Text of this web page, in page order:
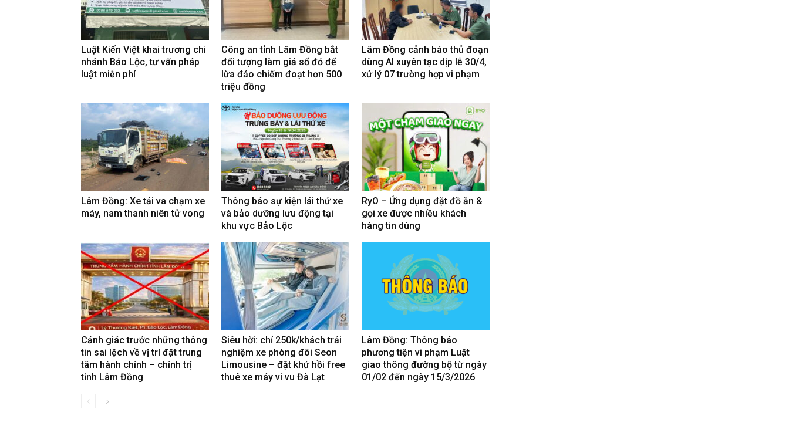
Luật Kiến Việt khai trương chi
nhánh Bảo Lộc, tư vấn pháp
luật miễn phí
Công an tỉnh Lâm Đồng bắt
đối tượng làm giả sổ đỏ để
lừa đảo chiếm đoạt hơn 500
triệu đồng
Lâm Đồng cảnh báo thủ đoạn
dùng AI xuyên tạc dịp lễ 30/4,
xử lý 07 trường hợp vi phạm
Lâm Đồng: Xe tải va chạm xe
máy, nam thanh niên tử vong
Thông báo sự kiện lái thử xe
và bảo dưỡng lưu động tại
khu vực Bảo Lộc
RyO – Ứng dụng đặt đồ ăn &
gọi xe được nhiều khách
hàng tin dùng
Cảnh giác trước những thông
tin sai lệch về vị trí đặt trung
tâm hành chính – chính trị
tỉnh Lâm Đồng
Siêu hời: chỉ 250k/khách trải
nghiệm xe phòng đôi Seon
Limousine – đặt khứ hồi free
thuê xe máy vi vu Đà Lạt
Lâm Đồng: Thông báo
phương tiện vi phạm Luật
giao thông đường bộ từ ngày
01/02 đến ngày 15/3/2026